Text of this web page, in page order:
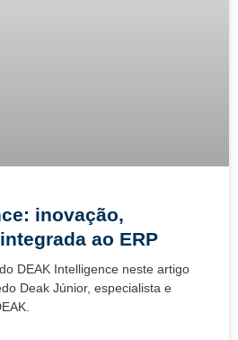
inovação,
ao ERP
DEAK Intelligence neste artigo
Deak Júnior, especialista e